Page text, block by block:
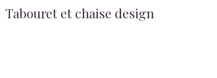
Tabouret et chaise design